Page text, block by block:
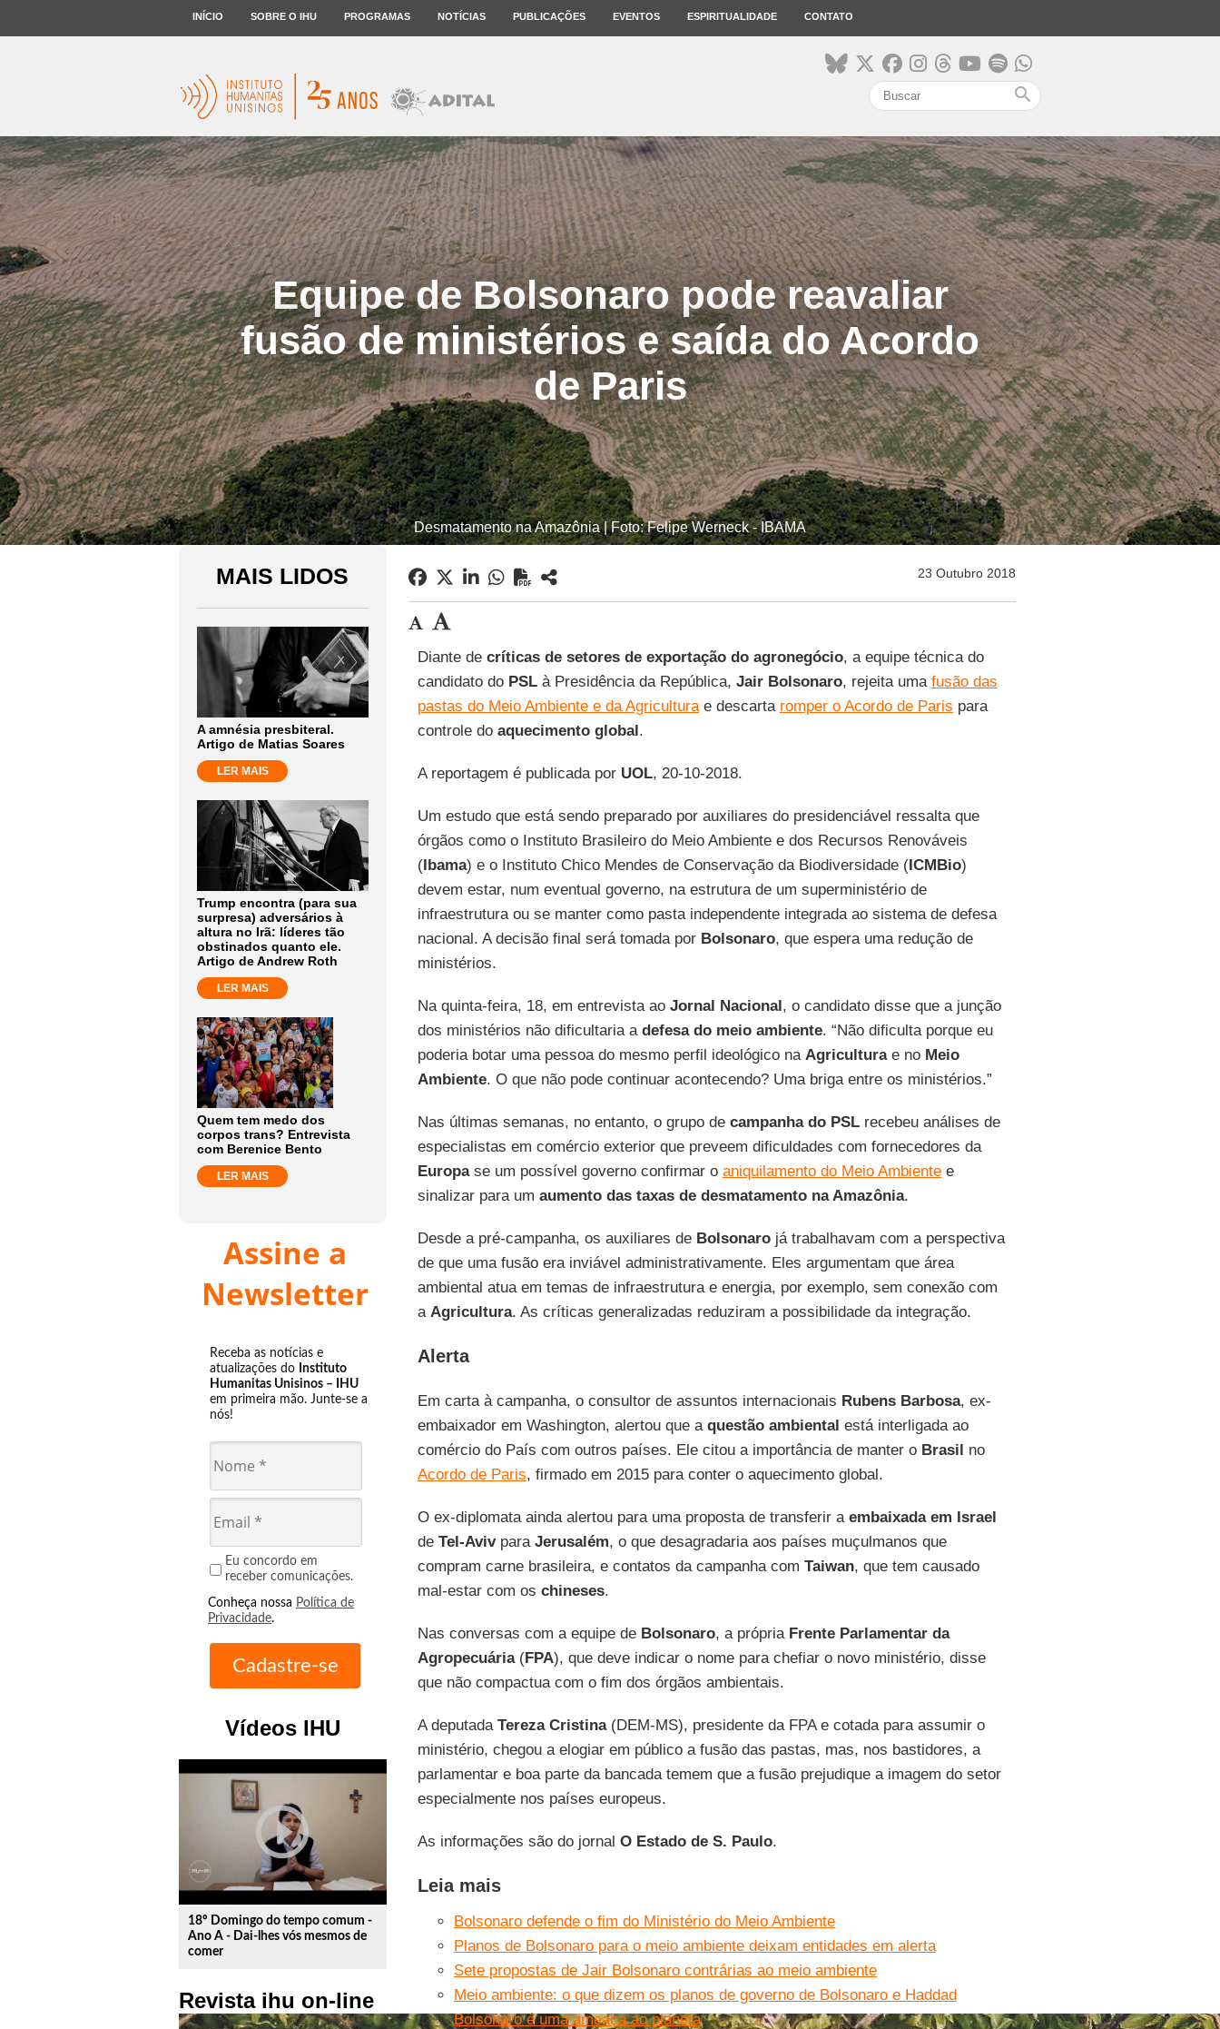
INÍCIO SOBRE O IHU PROGRAMAS NOTÍCIAS PUBLICAÇÕES EVENTOS ESPIRITUALIDADE CONTATO
search
Equipe de Bolsonaro pode reavaliar
fusão de ministérios e saída do Acordo
de Paris
Desmatamento na Amazônia | Foto: Felipe Werneck - IBAMA
MAIS LIDOS
A amnésia presbiteral.
Artigo de Matias Soares
LER MAIS
Trump encontra (para sua
surpresa) adversários à
altura no Irã: líderes tão
obstinados quanto ele.
Artigo de Andrew Roth
LER MAIS
Quem tem medo dos
corpos trans? Entrevista
com Berenice Bento
LER MAIS
Assine a
Newsletter
Receba as notícias e
atualizações do Instituto
Humanitas Unisinos – IHU
em primeira mão. Junte-se a
nós!
Eu concordo em
receber comunicações.
Conheça nossa Política de
Privacidade.
Vídeos IHU
play_circle_outline
18º Domingo do tempo comum -
Ano A - Dai-lhes vós mesmos de
comer
Revista ihu on-line
23 Outubro 2018
Diante decríticas de setores de exportação do agronegócio, a equipe técnica do
candidato do PSLà Presidência da República, Jair Bolsonaro, rejeita uma fusão das
pastas do Meio Ambiente e da Agriculturae descarta romper o Acordo de Paris para
controle do aquecimento global.
A reportagem é publicada por UOL, 20-10-2018.
Um estudo que está sendo preparado por auxiliares do presidenciável ressalta que
órgãos como o Instituto Brasileiro do Meio Ambiente e dos Recursos Renováveis
(Ibama) e o Instituto Chico Mendes de Conservação da Biodiversidade (ICMBio)
devem estar, num eventual governo, na estrutura de um superministério de
infraestrutura ou se manter como pasta independente integrada ao sistema de defesa
nacional. A decisão final será tomada por Bolsonaro, que espera uma redução de
ministérios.
Na quinta-feira, 18, em entrevista aoJornal Nacional, o candidato disse que a junção
dos ministérios não dificultaria adefesa do meio ambiente. “Não dificulta porque eu
poderia botar uma pessoa do mesmo perfil ideológico na Agriculturae no Meio
Ambiente. O que não pode continuar acontecendo? Uma briga entre os ministérios.”
Nas últimas semanas, no entanto, o grupo de campanha do PSLrecebeu análises de
especialistas em comércio exterior que preveem dificuldades com fornecedores da
Europase um possível governo confirmar o aniquilamento do Meio Ambientee
sinalizar para um aumento das taxas de desmatamento na Amazônia.
Desde a pré-campanha, os auxiliares de Bolsonarojá trabalhavam com a perspectiva
de que uma fusão era inviável administrativamente. Eles argumentam que área
ambiental atua em temas de infraestrutura e energia, por exemplo, sem conexão com
a Agricultura. As críticas generalizadas reduziram a possibilidade da integração.
Alerta
Em carta à campanha, o consultor de assuntos internacionais Rubens Barbosa, ex-
embaixador em Washington, alertou que a questão ambiental está interligada ao
comércio do País com outros países. Ele citou a importância de manter o Brasil no
Acordo de Paris, firmado em 2015 para conter o aquecimento global.
O ex-diplomata ainda alertou para uma proposta de transferir a embaixada em Israel
deTel-Avivpara Jerusalém, o que desagradaria aos países muçulmanos que
compram carne brasileira, e contatos da campanha com Taiwan, que tem causado
mal-estar com os chineses.
Nas conversas com a equipe de Bolsonaro, a própriaFrente Parlamentar da
Agropecuária(FPA), que deve indicar o nome para chefiar o novo ministério, disse
que não compactua com o fim dos órgãos ambientais.
A deputada Tereza Cristina(DEM-MS), presidente da FPA e cotada para assumir o
ministério, chegou a elogiar em público a fusão das pastas, mas, nos bastidores, a
parlamentar e boa parte da bancada temem que a fusão prejudique a imagem do setor
especialmente nos países europeus.
As informações são do jornal O Estado de S. Paulo.
Leia mais
Bolsonaro defende o fim do Ministério do Meio Ambiente
Planos de Bolsonaro para o meio ambiente deixam entidades em alerta
Sete propostas de Jair Bolsonaro contrárias ao meio ambiente
Meio ambiente: o que dizem os planos de governo de Bolsonaro e Haddad
Bolsonaro é uma ameaça ao planeta